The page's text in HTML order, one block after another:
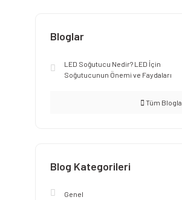
Bloglar
LED Soğutucu Nedir? LED İçin
Soğutucunun Önemi ve Faydaları
Tüm
Blog Kategorileri
Genel